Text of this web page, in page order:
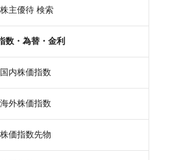
株主優待 検索
数・為替・金利
国内株価指数
海外株価指数
株価指数先物